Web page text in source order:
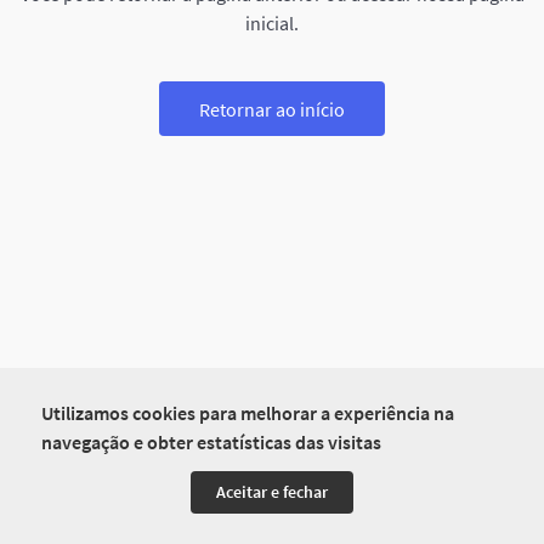
Utilizamos cookies para melhorar a experiência na
navegação e obter estatísticas das visitas
Aceitar e fechar
inicial.
Retornar ao início